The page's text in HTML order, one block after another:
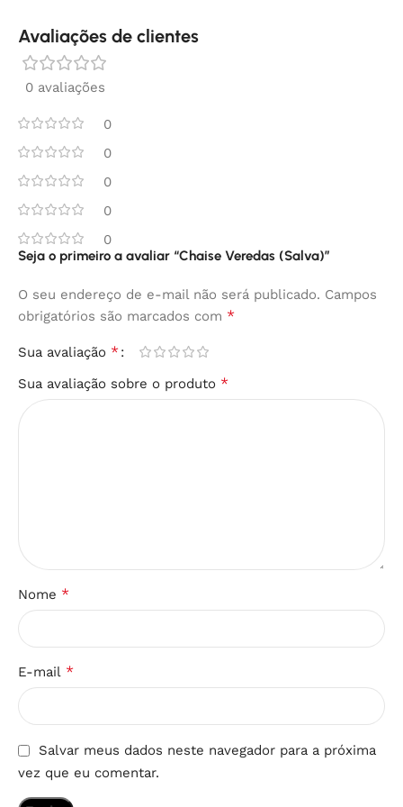
Avaliações de clientes
0 avaliações
0
0
0
0
0
Seja o primeiro a avaliar “Chaise Veredas (Salva)”
O seu endereço de e-mail não será publicado. Campos
obrigatórios são marcados com *
Sua avaliação *
Sua avaliação sobre o produto *
Nome *
E-mail *
Salvar meus dados neste navegador para a próxima
vez que eu comentar.